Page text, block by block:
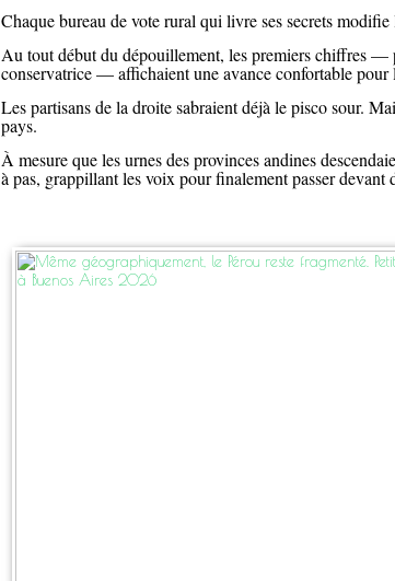
Chaque bureau de vote rural qui livre ses secrets
Au tout début du dépouillement, les premiers chiffres —
conservatrice — affichaient une avance confortable
Les partisans de la droite sabraient déjà le pisco sour.
pays.
À mesure que les urnes des provinces andines
à pas, grappillant les voix pour finalement passer